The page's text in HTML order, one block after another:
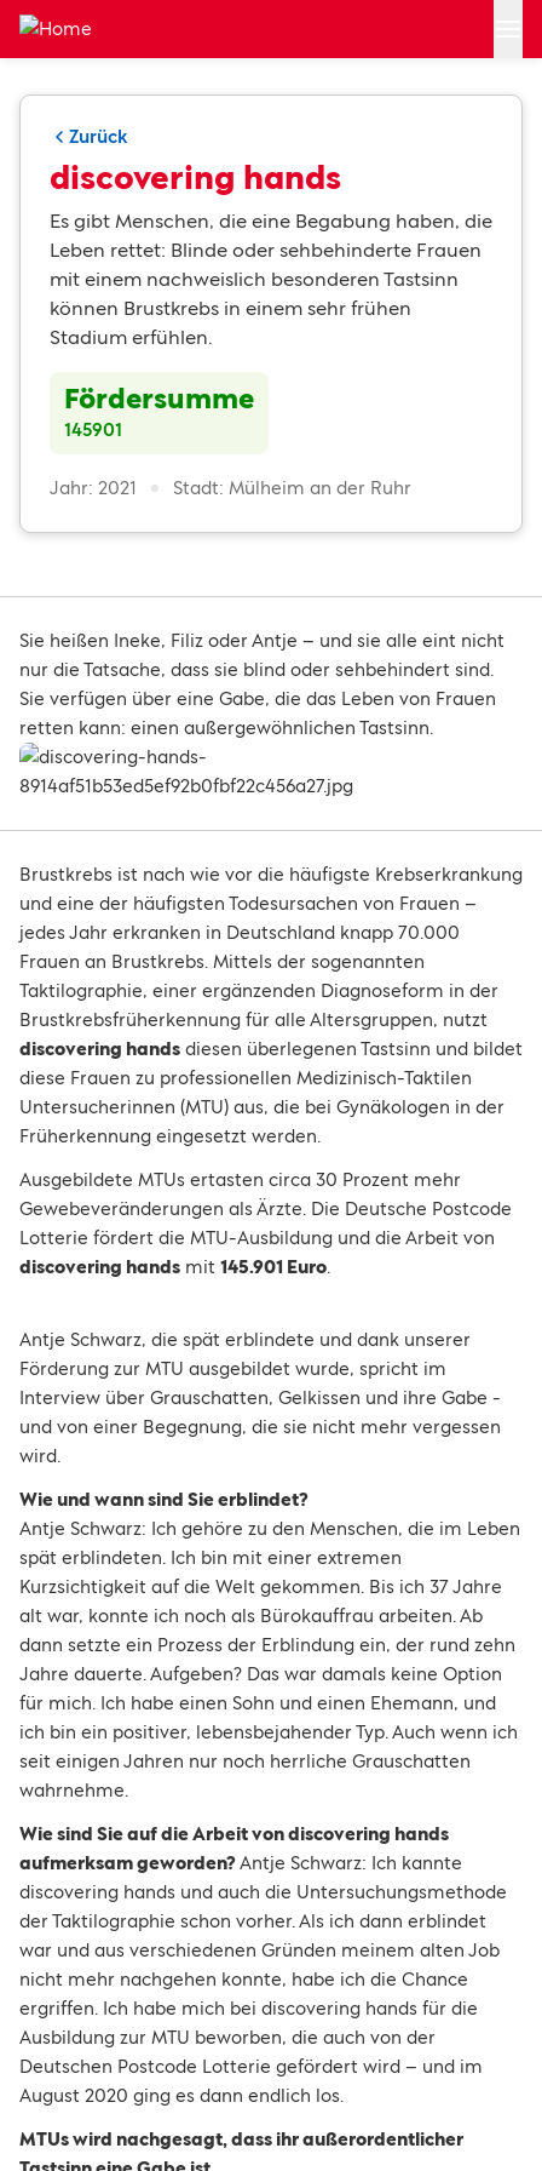
Zum Hauptinhalt springen
Zurück
discovering hands
Es gibt Menschen, die eine Begabung haben, die
Leben rettet: Blinde oder sehbehinderte Frauen
mit einem nachweislich besonderen Tastsinn
können Brustkrebs in einem sehr frühen
Stadium erfühlen.
Fördersumme
145901
Jahr: 2021 Stadt: Mülheim an der Ruhr
Sie heißen Ineke, Filiz oder Antje – und sie alle eint nicht
nur die Tatsache, dass sie blind oder sehbehindert sind.
Sie verfügen über eine Gabe, die das Leben von Frauen
retten kann: einen außergewöhnlichen Tastsinn.
Brustkrebs ist nach wie vor die häufigste Krebserkrankung
und eine der häufigsten Todesursachen von Frauen –
jedes Jahr erkranken in Deutschland knapp 70.000
Frauen an Brustkrebs. Mittels der sogenannten
Taktilographie, einer ergänzenden Diagnoseform in der
Brustkrebsfrüherkennung für alle Altersgruppen, nutzt
discovering hands diesen überlegenen Tastsinn und bildet
diese Frauen zu professionellen Medizinisch-Taktilen
Untersucherinnen (MTU) aus, die bei Gynäkologen in der
Früherkennung eingesetzt werden.
Ausgebildete MTUs ertasten circa 30 Prozent mehr
Gewebeveränderungen als Ärzte. Die Deutsche Postcode
Lotterie fördert die MTU-Ausbildung und die Arbeit von
discovering hands mit 145.901 Euro.
Antje Schwarz, die spät erblindete und dank unserer
Förderung zur MTU ausgebildet wurde, spricht im
Interview über Grauschatten, Gelkissen und ihre Gabe -
und von einer Begegnung, die sie nicht mehr vergessen
wird.
Wie und wann sind Sie erblindet?
Antje Schwarz: Ich gehöre zu den Menschen, die im Leben
spät erblindeten. Ich bin mit einer extremen
Kurzsichtigkeit auf die Welt gekommen. Bis ich 37 Jahre
alt war, konnte ich noch als Bürokauffrau arbeiten. Ab
dann setzte ein Prozess der Erblindung ein, der rund zehn
Jahre dauerte. Aufgeben? Das war damals keine Option
für mich. Ich habe einen Sohn und einen Ehemann, und
ich bin ein positiver, lebensbejahender Typ. Auch wenn ich
seit einigen Jahren nur noch herrliche Grauschatten
wahrnehme.
Wie sind Sie auf die Arbeit von discovering hands
aufmerksam geworden?Antje Schwarz: Ich kannte
discovering hands und auch die Untersuchungsmethode
der Taktilographie schon vorher. Als ich dann erblindet
war und aus verschiedenen Gründen meinem alten Job
nicht mehr nachgehen konnte, habe ich die Chance
ergriffen. Ich habe mich bei discovering hands für die
Ausbildung zur MTU beworben, die auch von der
Deutschen Postcode Lotterie gefördert wird – und im
August 2020 ging es dann endlich los.
MTUs wird nachgesagt, dass ihr außerordentlicher